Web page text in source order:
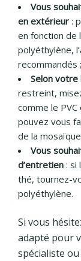
Vous
en extérieur :
en fonction de
polyéthylène,
recommandés ;
Selon
restreint,
comme le
pouvez vous
de la
Vous
d’entretien : si
thé, tournez-
polyéthylène.
Si vous
adapté pour
spécialiste